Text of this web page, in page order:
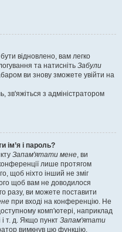
відновлено, вам легко
та натисніть Забули
ви знову зможете увійти на
з адміністратором
ім’я і пароль?
Запам'ятати мене, ви
лише протягом
щоб ніхто інший не зміг
щоб вам не доводилося
разу, ви можете поставити
при вході на конференцію. Не
комп'ютері, наприклад
і т. д. Якщо пункт Запам'ятати
вимкнув цю функцію.